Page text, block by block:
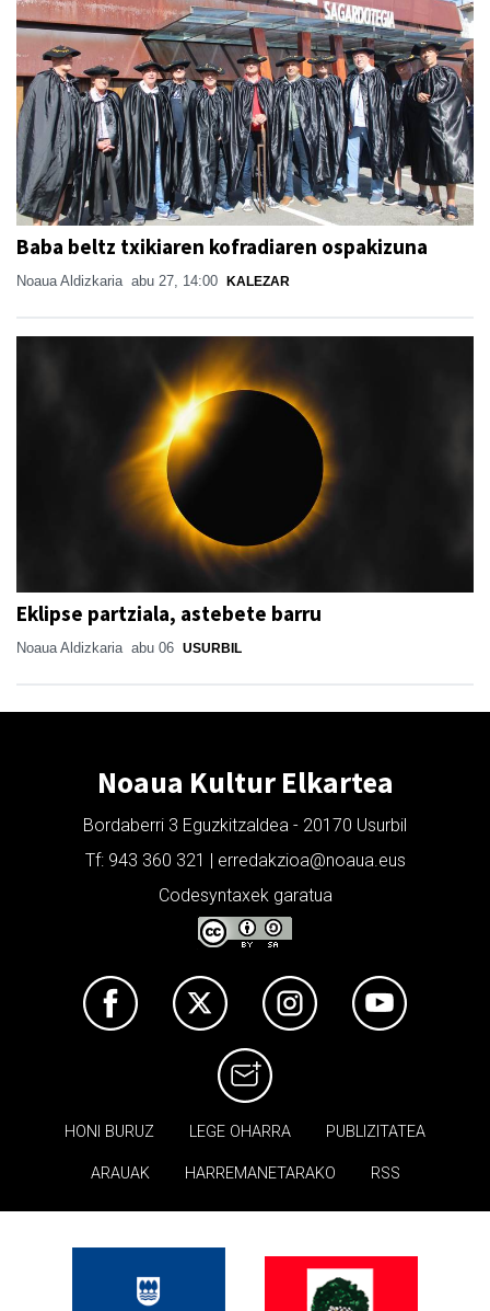
Baba beltz txikiaren kofradiaren ospakizuna
Noaua Aldizkaria abu 27, 14:00 KALEZAR
Eklipse partziala, astebete barru
Noaua Aldizkaria abu 06 USURBIL
Noaua Kultur Elkartea
Bordaberri 3 Eguzkitzaldea - 20170 Usurbil
Tf: 943 360 321 | erredakzioa@noaua.eus
Codesyntaxek garatua
HONI BURUZ LEGE OHARRA PUBLIZITATEA
ARAUAK HARREMANETARAKO RSS